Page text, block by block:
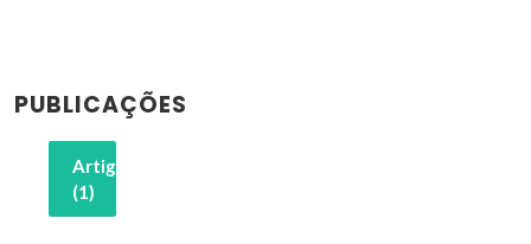
PUBLICAÇÕES
Artigos
(1)